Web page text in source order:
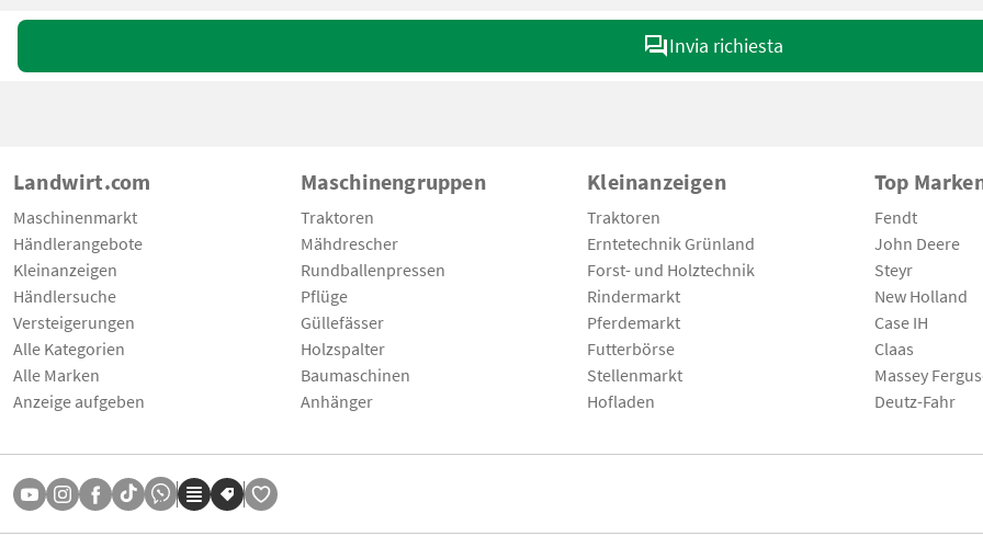
Invia richiesta
Landwirt.com
Maschinenmarkt
Händlerangebote
Kleinanzeigen
Händlersuche
Versteigerungen
Alle Kategorien
Alle Marken
Anzeige aufgeben
Maschinengruppen
Traktoren
Mähdrescher
Rundballenpressen
Pflüge
Güllefässer
Holzspalter
Baumaschinen
Anhänger
Kleinanzeigen
Traktoren
Erntetechnik Grünland
Forst- und Holztechnik
Rindermarkt
Pferdemarkt
Futterbörse
Stellenmarkt
Hofladen
Top
Fendt
John Deere
Steyr
New Holland
Case IH
Claas
Massey
Deutz-Fahr